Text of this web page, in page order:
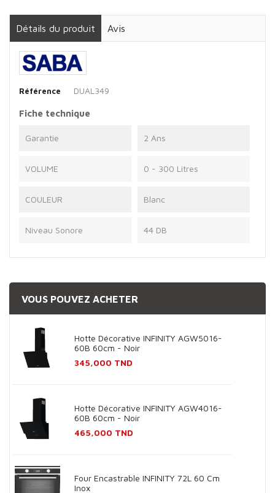
Détails du produit Avis
Référence DUAL349
Fiche technique
Garantie 2 Ans
VOLUME 0 - 300 Litres
COULEUR Blanc
Niveau Sonore 44 DB
VOUS POUVEZ ACHETER
Hotte Décorative INFINITY AGW5016-
60B 60cm - Noir
Prix
345,000 TND
Hotte Décorative INFINITY AGW4016-
60B 60cm - Noir
Prix
465,000 TND
Four Encastrable INFINITY 72L 60 Cm
Inox